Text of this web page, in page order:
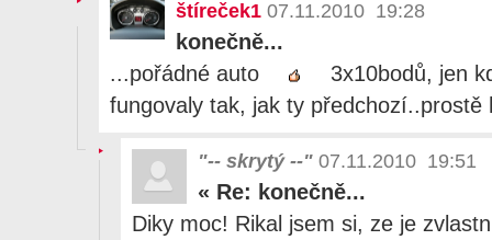
štíreček1 07.11.2010 19:28
konečně...
...pořádné auto
3x10bodů, jen
fungovaly tak, jak ty předchozí..prostě
"-- skrytý --" 07.11.2010 19:51
« Re: konečně...
Diky moc! Rikal jsem si, ze je